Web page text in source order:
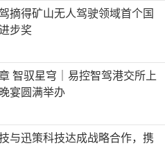
摘得矿山无人驾驶领域首个国
步奖
智驭星穹｜易控智驾港交所上
宴圆满举办
与迅策科技达成战略合作，携